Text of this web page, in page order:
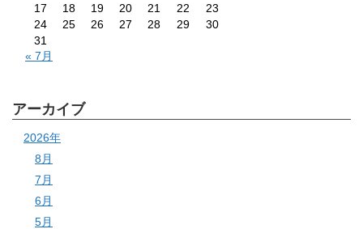
17
18 19 20 21 22
23
24
25 26 27 28 29
30
31
« 7月
アーカイブ
2026年
8月
7月
6月
5月